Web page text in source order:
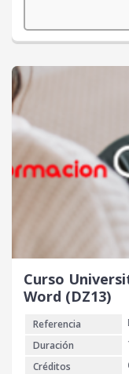
Curso
Word (DZ13)
Referencia
Duración
Créditos